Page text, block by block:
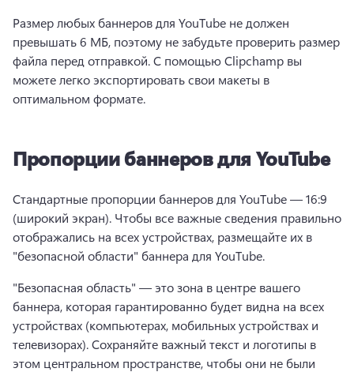
Размер любых баннеров для YouTube не должен
превышать 6 МБ, поэтому не забудьте проверить размер
файла перед отправкой. С помощью Clipchamp вы
можете легко экспортировать свои макеты в
оптимальном формате.
Пропорции баннеров для YouTube
Стандартные пропорции баннеров для YouTube — 16:9
(широкий экран). Чтобы все важные сведения правильно
отображались на всех устройствах, размещайте их в
"безопасной области" баннера для YouTube.
"Безопасная область" — это зона в центре вашего
баннера, которая гарантированно будет видна на всех
устройствах (компьютерах, мобильных устройствах и
телевизорах). Сохраняйте важный текст и логотипы в
этом центральном пространстве, чтобы они не были